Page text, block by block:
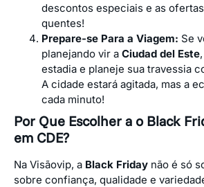
descontos especiais e as
quentes!
Prepare-se Para a Viagem: Se
planejando vir a Ciudad del Este
estadia e planeje sua travessia
A cidade estará agitada, mas a
cada minuto!
Por Que Escolher a o Black
em CDE?
Na Visãovip, a Black Friday não é só
sobre confiança, qualidade e